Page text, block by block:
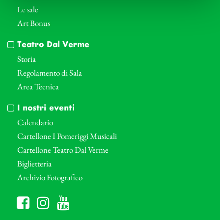
Le sale
Art Bonus
Teatro Dal Verme
Storia
Regolamento di Sala
Area Tecnica
I nostri eventi
Calendario
Cartellone I Pomeriggi Musicali
Cartellone Teatro Dal Verme
Biglietteria
Archivio Fotografico